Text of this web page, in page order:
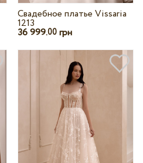
Свадебное платье Vissaria
1213
36 999.00 грн